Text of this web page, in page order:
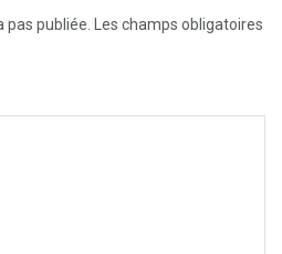
publiée. Les champs obligatoires